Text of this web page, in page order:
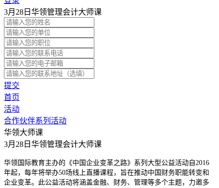
3月28日华领管理会计大师课
提交
首页
活动
合作伙伴系列活动
华领大师课
3月28日华领管理会计大师课
华领国际教育主办的《中国企业变革之路》系列大型公益活动自2016
年起，每年将举办50场线上直播课程，旨在推动中国财务职能转变和
企业变革。此公益活动将涵盖金融、财务、管理等多个主题，力邀多